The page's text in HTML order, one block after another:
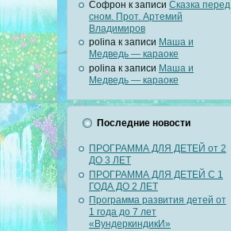
Софрон к записи Сказка перед
сном. Прот. Артемий
Владимиров
polina к записи Маша и
Медведь — караоке
polina к записи Маша и
Медведь — караоке
Последние новости
ПРОГРАММА ДЛЯ ДЕТЕЙ от 2
ДО 3 ЛЕТ
ПРОГРАММА ДЛЯ ДЕТЕЙ С 1
ГОДА ДО 2 ЛЕТ
Программа развития детей от
1 года до 7 лет
«ВундеркиндикИ»